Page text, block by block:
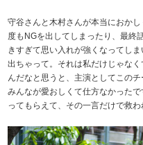
守谷さんと木村さんが本当におか
度もNGを出してしまったり、最終
きすぎて思い入れが強くなってし
出ちゃって。それは私だけじゃな
んだなと思うと、主演としてこの
みんなが愛おしくて仕方なかった
ってもらえて、その一言だけで救わ